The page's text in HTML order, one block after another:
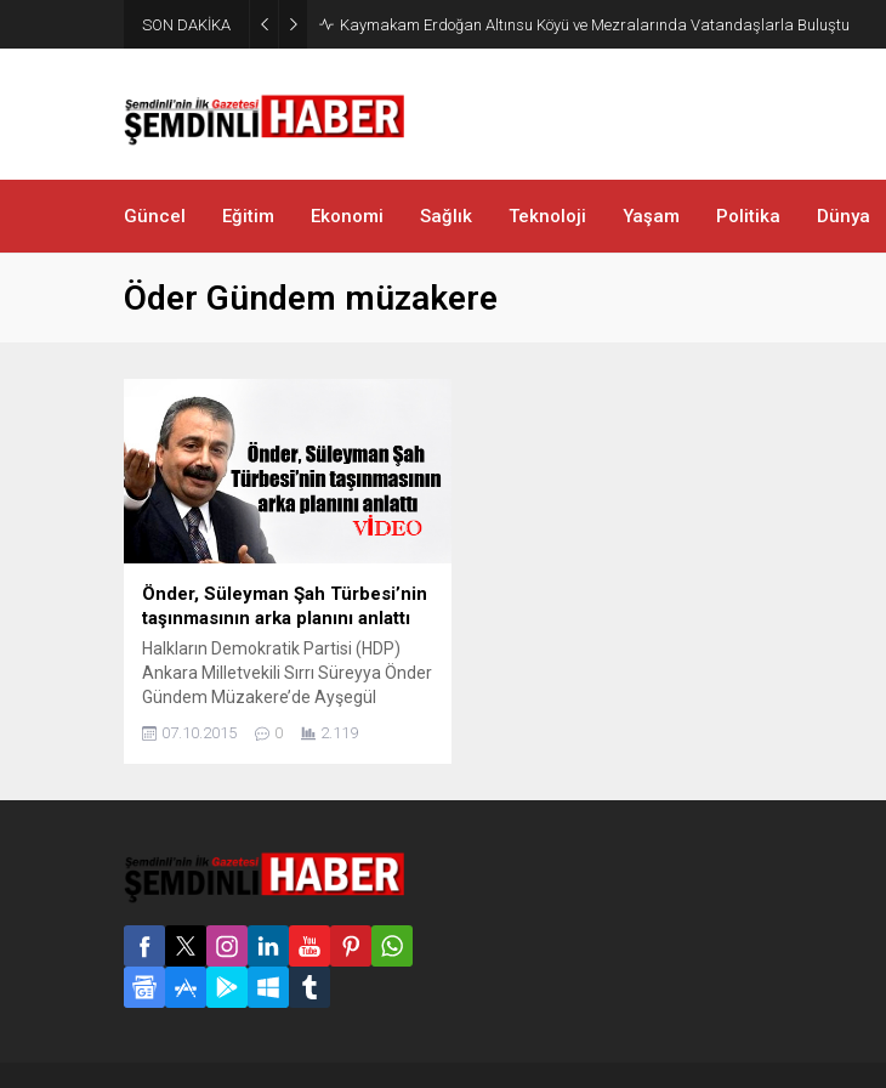
SON DAKİKA Kaymakam Erdoğan Altınsu Köyü ve Mezralarında Vatandaşlarla Buluştu
Güncel Eğitim Ekonomi Sağlık Teknoloji Yaşam Politika Dünya
Öder Gündem müzakere
Önder, Süleyman Şah Türbesi’nin
taşınmasının arka planını anlattı
Halkların Demokratik Partisi (HDP)
Ankara Milletvekili Sırrı Süreyya Önder
Gündem Müzakere’de Ayşegül
7 Ekim Kobani olayları ve Süleyman
ben organize ettim” şeklindeki
sözlerine Başbakan Ahmet
Davutoğlu Önder’in...
07.10.2015 0 2.119